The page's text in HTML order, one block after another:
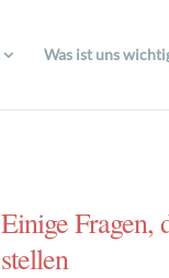
Was ist uns
Einige Fragen,
stellen